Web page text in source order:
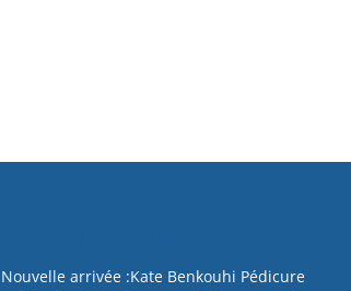
Nouvelle arrivée :Kate Benkouhi Pédicure